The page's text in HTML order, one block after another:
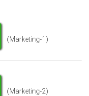
(Marketing-1)
(Marketing-2)